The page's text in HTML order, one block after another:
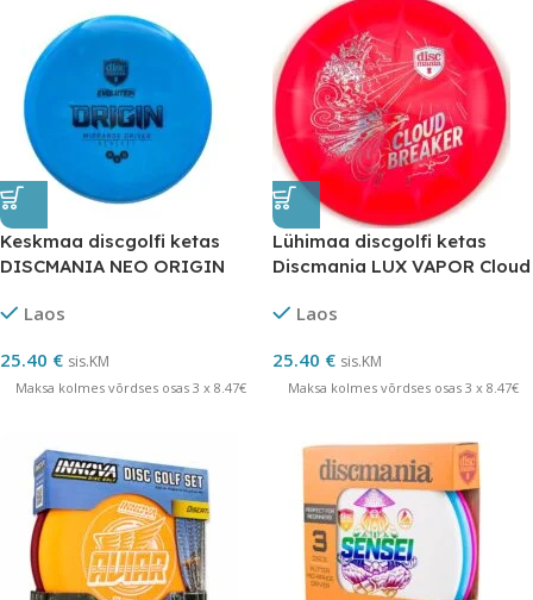
Keskmaa discgolfi ketas
DISCMANIA NEO ORIGIN
Laos
25.40 € sis.KM
Maksa kolmes võrdses osas 3 x 8.47€
Lühimaa discgolfi ketas
Discmania LUX VAPOR Cloud
Laos
25.40 € sis.KM
Maksa kolmes võrdses osas 3 x 8.47€